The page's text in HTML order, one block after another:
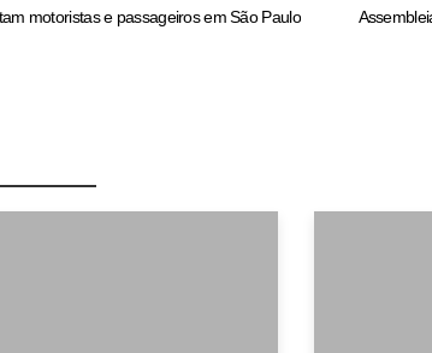
motoristas e passageiros em São Paulo